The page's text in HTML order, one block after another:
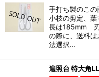
手打ち製のこ
小枝の剪定、
長は185mm
の際に、送料
法選択…
遍照台 特大角LL